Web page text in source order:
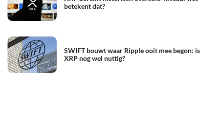
betekent dat?
SWIFT bouwt waar Ripple ooit mee begon: is
XRP nog wel nuttig?